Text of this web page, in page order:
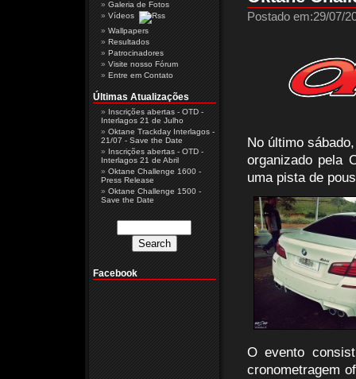
Postado em:29/07/
No último
organizado pela
uma pista de
O evento
cronometragem
Galeria de Fotos
Vídeos
Wallpapers
Resultados
Patrocinadores
Visite nosso Fórum
Entre em Contato
Últimas Atualizações
Inscrições abertas - OTD -
Interlagos 21 de Julho
Oktane Trackday Interlagos -
21/07 - Save the Date
Inscrições abertas - OTD -
Interlagos 21 de Abril
Oktane Challenge 1600 -
Press Release
Oktane Challenge 1500 -
Save the Date
Facebook